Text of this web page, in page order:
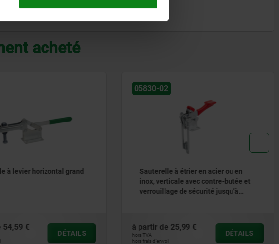
acheté
à levier horizontal grand
54,59 €
DÉTAILS
05830-02
Sauterelle à étrier en acier ou en
inox, verticale avec contre-butée et
verrouillage de sécurité jusqu’à
à partir de 25,99 €
hors TVA
hors frais d’envoi
DÉTAILS